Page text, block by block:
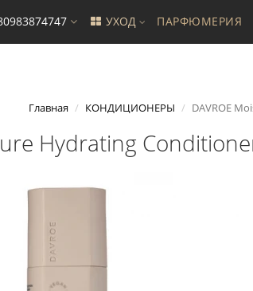
УХОД ПАРФЮМЕРИЯ
Главная КОНДИЦИОНЕРЫ DAVROE
Hydrating